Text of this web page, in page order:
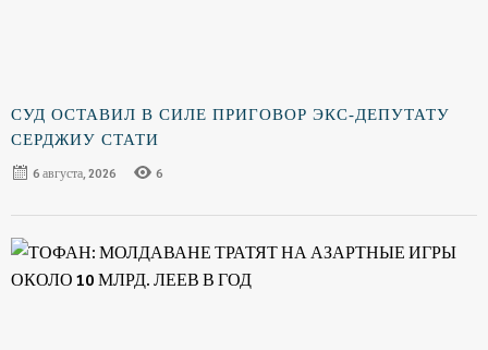
СУД ОСТАВИЛ В СИЛЕ ПРИГОВОР ЭКС-ДЕПУТАТУ
СЕРДЖИУ СТАТИ
6 августа, 2026
6